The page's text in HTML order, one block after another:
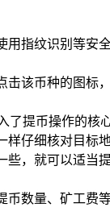
指纹识别等安
该币种的图标
提币操作的核心
样仔细核对目标
，就可以适当
数量、矿工费